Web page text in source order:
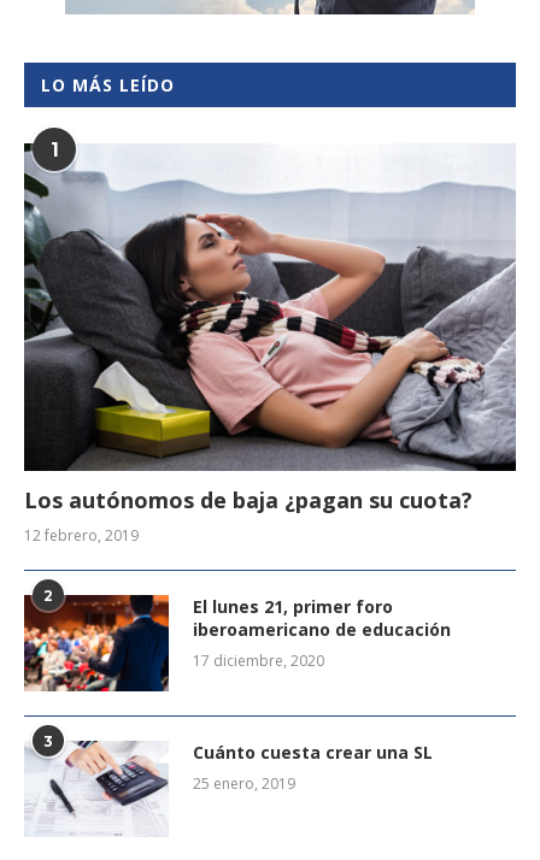
LO MÁS LEÍDO
1
Los autónomos de baja ¿pagan su cuota?
12 febrero, 2019
2
El lunes 21, primer foro
iberoamericano de educación
17 diciembre, 2020
3 Cuánto cuesta crear una SL
25 enero, 2019